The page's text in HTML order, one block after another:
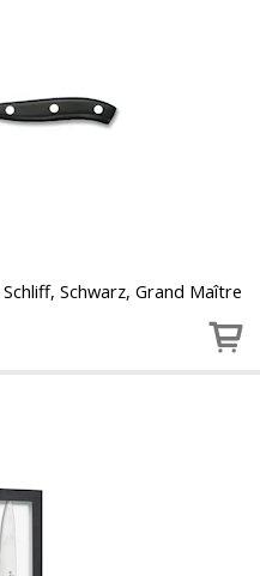
Schwarz, Grand Maître